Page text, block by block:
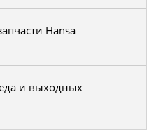
Hansa
и выходных